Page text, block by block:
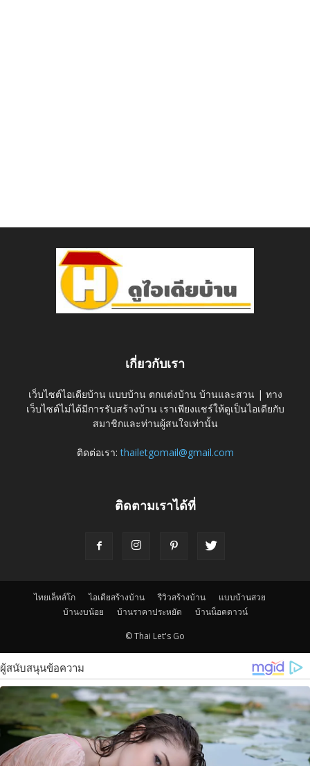
เกี่ยวกับเรา
เว็บไซต์ไอเดียบ้าน แบบบ้าน ตกแต่งบ้าน บ้านและสวน | ทาง
เว็บไซต์ไม่ได้มีการรับสร้างบ้าน เราเพียงแชร์ให้ดูเป็นไอเดียกับ
สมาชิกและท่านผู้สนใจเท่านั้น
ติดต่อเรา:thailetgomail@gmail.com
ติดตามเราได้ที่
ไทยเล็ทส์โก ไอเดียสร้างบ้าน รีวิวสร้างบ้าน
แบบบ้านสวย
บ้านงบน้อย
บ้านราคาประหยัด บ้านน็อคดาวน์
© Thai Let's Go